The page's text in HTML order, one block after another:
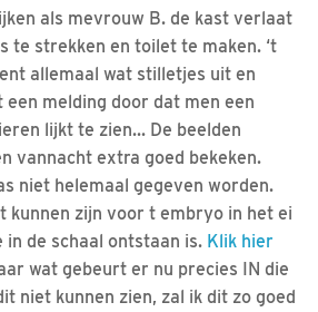
als mevrouw B. de kast verlaat
te strekken en toilet te maken. ‘t
allemaal wat stilletjes uit en
melding door dat men een
lijkt te zien... De beelden
vannacht extra goed bekeken.
niet helemaal gegeven worden.
kunnen zijn voor t embryo in het ei
de schaal ontstaan is. Klik hier
wat gebeurt er nu precies IN die
niet kunnen zien, zal ik dit zo goed